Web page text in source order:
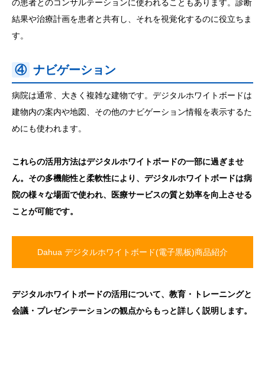
の患者とのコンサルテーションに使われることもあります。診断
結果や治療計画を患者と共有し、それを視覚化するのに役立ちま
す。
④ ナビゲーション
病院は通常、大きく複雑な建物です。デジタルホワイトボードは
建物内の案内や地図、その他のナビゲーション情報を表示するた
めにも使われます。
これらの活用方法はデジタルホワイトボードの一部に過ぎませ
ん。その多機能性と柔軟性により、デジタルホワイトボードは病
院の様々な場面で使われ、医療サービスの質と効率を向上させる
ことが可能です。
Dahua デジタルホワイトボード(電子黒板)商品紹介
デジタルホワイトボードの活用について、教育・トレーニングと
会議・プレゼンテーションの観点からもっと詳しく説明します。